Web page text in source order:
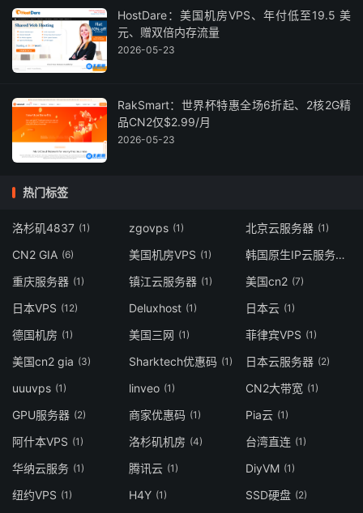
HostDare：美国机房VPS、年付低至19.5 美
元、赠双倍内存流量
2026-05-23
RakSmart：世界杯特惠全场6折起、2核2G精
品CN2仅$2.99/月
2026-05-23
热门标签
洛杉矶4837 (1) zgovps (1) 北京云服务器 (1)
CN2 GIA (6) 美国机房VPS (1) 韩国原生IP云服务器
重庆服务器 (1) 镇江云服务器 (1) 美国cn2 (7)
日本VPS (12) Deluxhost (1) 日本云 (1)
德国机房 (1) 美国三网 (1) 菲律宾VPS (1)
美国cn2 gia (3) Sharktech优惠码 (1) 日本云服务器 (2)
uuuvps (1) linveo (1) CN2大带宽 (1)
GPU服务器 (2) 商家优惠码 (1) Pia云 (1)
阿什本VPS (1) 洛杉矶机房 (4) 台湾直连 (1)
华纳云服务 (1) 腾讯云 (1) DiyVM (1)
纽约VPS (1) H4Y (1) SSD硬盘 (2)